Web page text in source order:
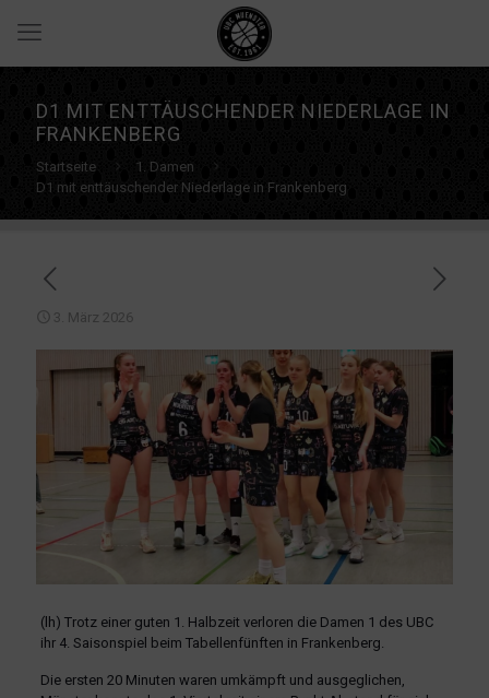
D1 MIT ENTTÄUSCHENDER NIEDERLAGE IN
FRANKENBERG
Startseite
1. Damen
D1 mit enttäuschender Niederlage in Frankenberg
3. März 2026
(lh) Trotz einer guten 1. Halbzeit verloren die Damen 1 des UBC
ihr 4. Saisonspiel beim Tabellenfünften in Frankenberg.
Die ersten 20 Minuten waren umkämpft und ausgeglichen,